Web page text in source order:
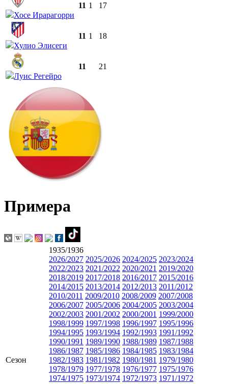
Хосе Ирарагорри
11 1 17
Хулио Элисеги
11 1 18
Луис Регейро
11 21
Примера
Сезон
1935/1936
2026/2027 2025/2026 2024/2025 2023/2024
2022/2023 2021/2022 2020/2021 2019/2020
2018/2019 2017/2018 2016/2017 2015/2016
2014/2015 2013/2014 2012/2013 2011/2012
2010/2011 2009/2010 2008/2009 2007/2008
2006/2007 2005/2006 2004/2005 2003/2004
2002/2003 2001/2002 2000/2001 1999/2000
1998/1999 1997/1998 1996/1997 1995/1996
1994/1995 1993/1994 1992/1993 1991/1992
1990/1991 1989/1990 1988/1989 1987/1988
1986/1987 1985/1986 1984/1985 1983/1984
1982/1983 1981/1982 1980/1981 1979/1980
1978/1979 1977/1978 1976/1977 1975/1976
1974/1975 1973/1974 1972/1973 1971/1972